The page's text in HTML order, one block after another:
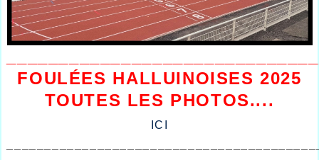
FOULÉES HALLUINOISES 2025
TOUTES LES PHOTOS....
ICI